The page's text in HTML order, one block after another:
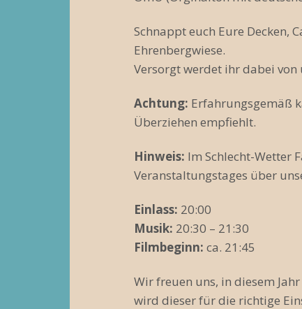
Schnappt euch Eure Decken,
Ehrenbergwiese.
Versorgt werdet ihr dabei von
Achtung: Erfahrungsgemäß
Überziehen empfiehlt.
Hinweis: Im Schlecht-Wetter
Veranstaltungstages über
Einlass: 20:00
Musik: 20:30 – 21:30
Filmbeginn: ca. 21:45
Wir freuen uns, in diesem Jahr
wird dieser für die richtige